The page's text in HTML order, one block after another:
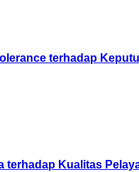
terhadap
Kualitas